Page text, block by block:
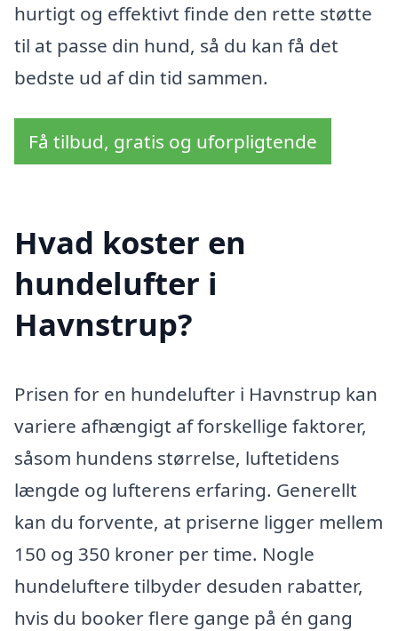
hurtigt og effektivt finde den rette støtte
til at passe din hund, så du kan få det
bedste ud af din tid sammen.
Få tilbud, gratis og uforpligtende
Hvad koster en
hundelufter i
Havnstrup?
Prisen for en hundelufter i Havnstrup kan
variere afhængigt af forskellige faktorer,
såsom hundens størrelse, luftetidens
længde og lufterens erfaring. Generellt
kan du forvente, at priserne ligger mellem
150 og 350 kroner per time. Nogle
hundeluftere tilbyder desuden rabatter,
hvis du booker flere gange på én gang